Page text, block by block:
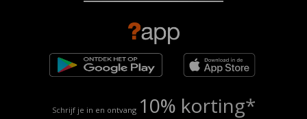
Schrijf je in en ontvang 10% korting*